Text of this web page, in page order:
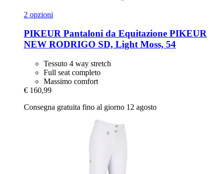
2 opzioni
PIKEUR Pantaloni da Equitazione PIKEUR
NEW RODRIGO SD, Light Moss, 54
Tessuto 4 way stretch
Full seat completo
Massimo comfort
€ 160,99
Consegna gratuita fino al giorno 12 agosto